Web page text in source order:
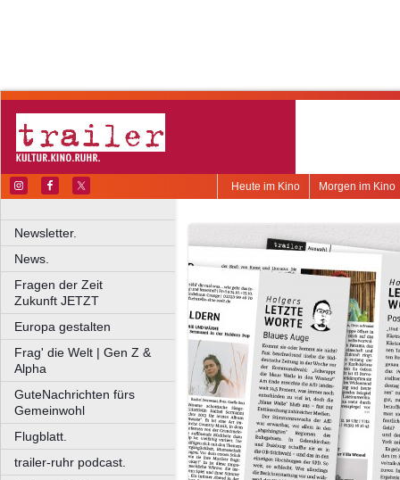
Morgen im Kino
Heute im Kino
Newsletter.
News.
Fragen der Zeit
Zukunft JETZT
Europa gestalten
Frag' die Welt | Gen Z &
Alpha
GuteNachrichten fürs
Gemeinwohl
Flugblatt.
trailer-ruhr podcast.